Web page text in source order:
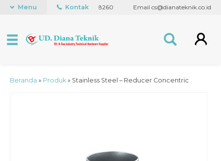
WhatsApp +62 838 7173 8260 Email cs@dianateknik.co.id
Menu Kontak
Beranda » Produk » Stainless Steel – Reducer Concentric